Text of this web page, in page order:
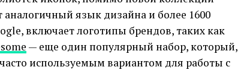
аналогичный язык дизайна и более 1600
включает логотипы брендов, таких как
— еще один популярный набор, который,
используемым вариантом для работы с